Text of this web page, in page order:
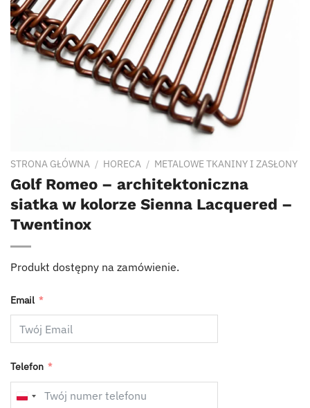
STRONA GŁÓWNA / HORECA / METALOWE TKANINY I ZASŁONY
Golf Romeo – architektoniczna
siatka w kolorze Sienna Lacquered –
Twentinox
Produkt dostępny na zamówienie.
Email
Telefon
POLAND